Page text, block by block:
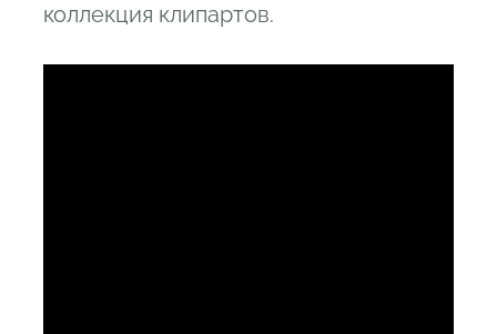
коллекция клипартов.